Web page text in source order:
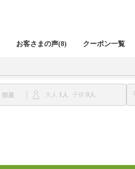
お客さまの声(8) クーポン一覧
大人 1 子供 0